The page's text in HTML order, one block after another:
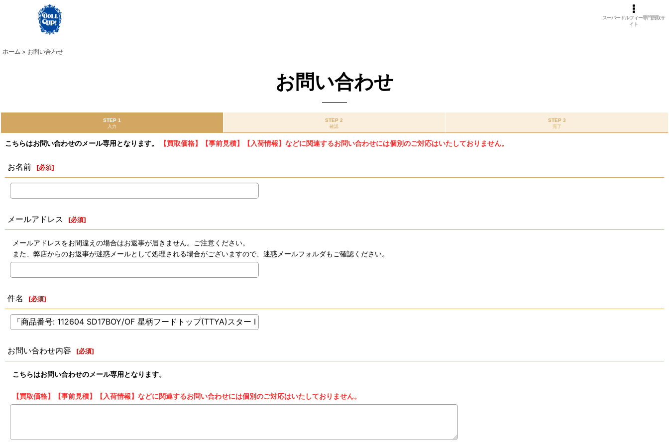
スーパードルフィー専門買取サ
イト
ホーム > お問い合わせ
お問い合わせ
STEP 1
入力
STEP 2
確認
STEP 3
完了
こちらはお問い合わせのメール専用となります。 【買取価格】【事前見積】【入荷情報】などに関連するお問い合わせには個別のご対応はいたしておりません。
お名前 [必須]
メールアドレス [必須]
メールアドレスをお間違えの場合はお返事が届きません。ご注意ください。
また、弊店からのお返事が迷惑メールとして処理される場合がございますので、迷惑メールフォルダもご確認ください。
件名 [必須]
お問い合わせ内容 [必須]
こちらはお問い合わせのメール専用となります。
【買取価格】【事前見積】【入荷情報】などに関連するお問い合わせには個別のご対応はいたしておりません。